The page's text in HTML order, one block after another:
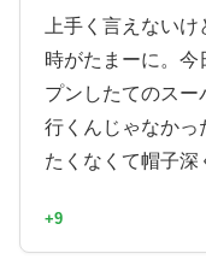
上手く言えない
時がたまーに。今
プンしたてのス
行くんじゃなかっ
たくなくて帽子深
+9